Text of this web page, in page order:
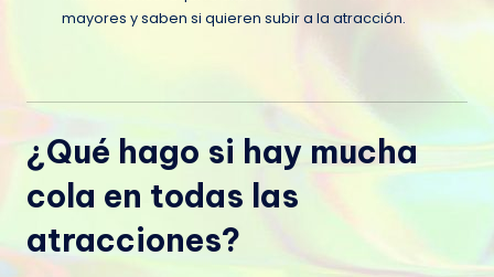
mayores y saben si quieren subir a la atracción.
¿Qué hago si hay mucha
cola en todas las
atracciones?